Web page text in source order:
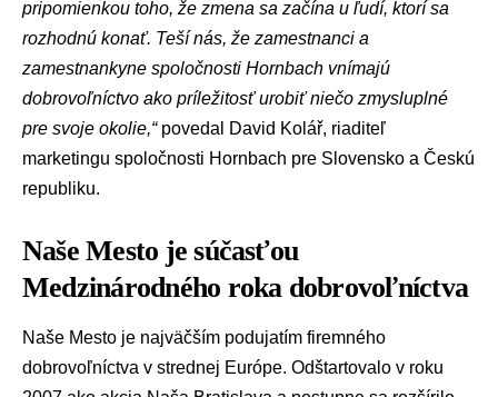
pripomienkou toho, že zmena sa začína u ľudí, ktorí sa
rozhodnú konať. Teší nás, že zamestnanci a
zamestnankyne spoločnosti Hornbach vnímajú
dobrovoľníctvo ako príležitosť urobiť niečo zmysluplné
pre svoje okolie,“povedal David Kolář, riaditeľ
marketingu spoločnosti Hornbach pre Slovensko a Českú
republiku.
Naše Mesto je súčasťou
Medzinárodného roka dobrovoľníctva
Naše Mesto je najväčším podujatím firemného
dobrovoľníctva v strednej Európe. Odštartovalo v roku